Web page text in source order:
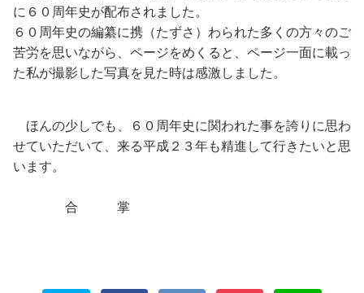
に６０周年史が配布されました。
６０周年史の編纂に携（たずさ）わられた多くの方々のご
苦労を思いながら、ページをめくると、ページ一面に載っ
た私が撮影した写真を見た時は感激しました。
ほんの少しでも、６０周年史に関われた事を誇りに思わ
せていただいて、来る平成２３年も精進して行きたいと思
います。
合 掌